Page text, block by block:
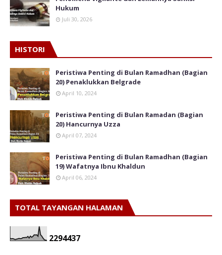
Hukum
Juli 30, 2026
HISTORI
Peristiwa Penting di Bulan Ramadhan (Bagian
20) Penaklukkan Belgrade
April 10, 2024
Peristiwa Penting di Bulan Ramadan (Bagian
20) Hancurnya Uzza
April 07, 2024
Peristiwa Penting di Bulan Ramadhan (Bagian
19) Wafatnya Ibnu Khaldun
April 06, 2024
TOTAL TAYANGAN HALAMAN
2294437